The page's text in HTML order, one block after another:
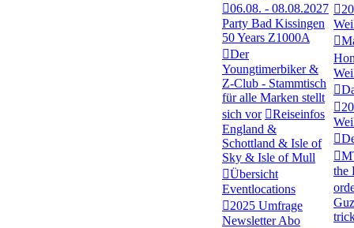
06.08. - 08.08.2027
Party Bad Kissingen
50 Years Z1000A
Der
Youngtimerbiker &
Z-Club - Stammtisch
für alle Marken stellt
sich vor
Reiseinfos
England &
Schottland & Isle of
Sky & Isle of Mull
Übersicht
Eventlocations
2025 Umfrage
Newsletter Abo
the